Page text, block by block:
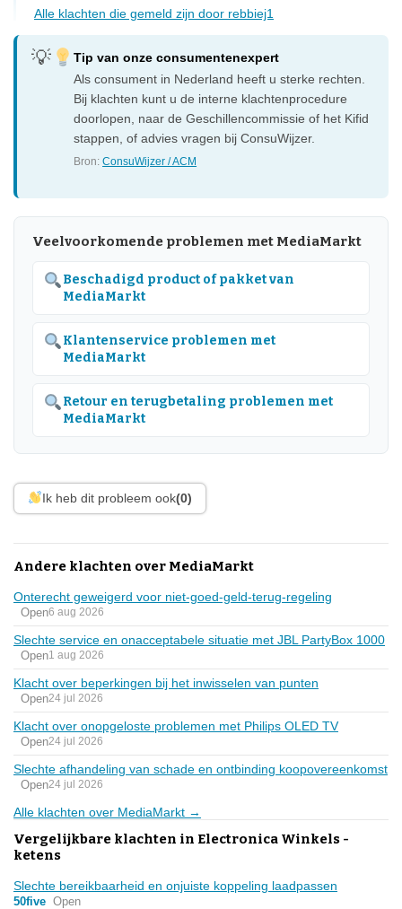
Alle klachten die gemeld zijn door rebbiej1
Tip van onze consumentenexpert
Als consument in Nederland heeft u sterke rechten.
Bij klachten kunt u de interne klachtenprocedure
doorlopen, naar de Geschillencommissie of het Kifid
stappen, of advies vragen bij ConsuWijzer.
Bron:ConsuWijzer / ACM
Veelvoorkomende problemen met MediaMarkt
Beschadigd product of pakket van
MediaMarkt
Klantenservice problemen met
MediaMarkt
Retour en terugbetaling problemen met
MediaMarkt
Ik heb dit probleem ook(0)
Andere klachten over MediaMarkt
Onterecht geweigerd voor niet-goed-geld-terug-regeling
Open6 aug 2026
Slechte service en onacceptabele situatie met JBL PartyBox 1000
Open1 aug 2026
Klacht over beperkingen bij het inwisselen van punten
Open24 jul 2026
Klacht over onopgeloste problemen met Philips OLED TV
Open24 jul 2026
Slechte afhandeling van schade en ontbinding koopovereenkomst
Open24 jul 2026
Alle klachten over MediaMarkt →
Vergelijkbare klachten in Electronica Winkels -
ketens
Slechte bereikbaarheid en onjuiste koppeling laadpassen
50five Open